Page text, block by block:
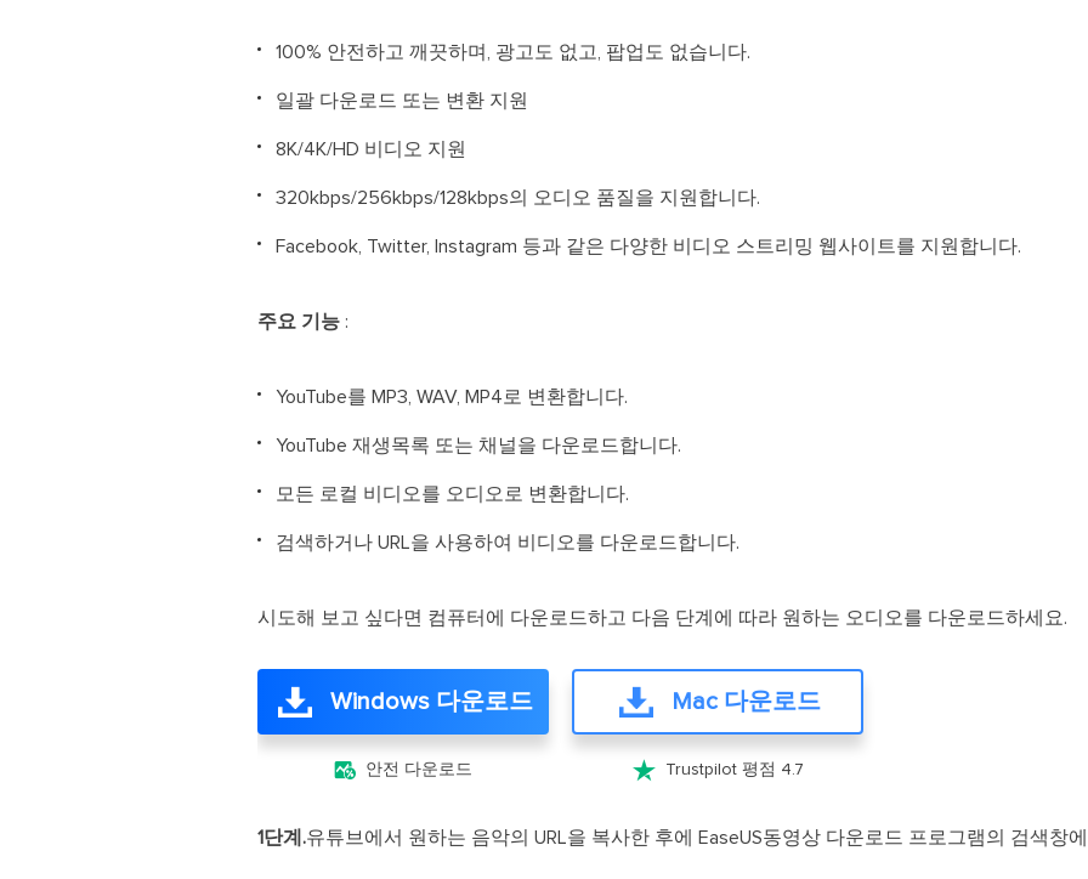
100% 안전하고 깨끗하며, 광고도 없고, 팝업도 없습니다.
일괄 다운로드 또는 변환 지원
8K/4K/HD 비디오 지원
320kbps/256kbps/128kbps의 오디오 품질을 지원합니다.
Facebook, Twitter, Instagram 등과 같은 다양한 비디오 스트리밍 웹사이트를 지원합니다.
주요 기능 :
YouTube를 MP3, WAV, MP4로 변환합니다.
YouTube 재생목록 또는 채널을 다운로드합니다.
모든 로컬 비디오를 오디오로 변환합니다.
검색하거나 URL을 사용하여 비디오를 다운로드합니다.
시도해 보고 싶다면 컴퓨터에 다운로드하고 다음 단계에 따라 원하는 오디오를 다운로드하세요.
Windows 다운로드
 안전 다운로드
Mac 다운로드
 Trustpilot 평점 4.7
1단계.유튜브에서 원하는 음악의 URL을 복사한 후에 EaseUS동영상 다운로드 프로그램의 검색창